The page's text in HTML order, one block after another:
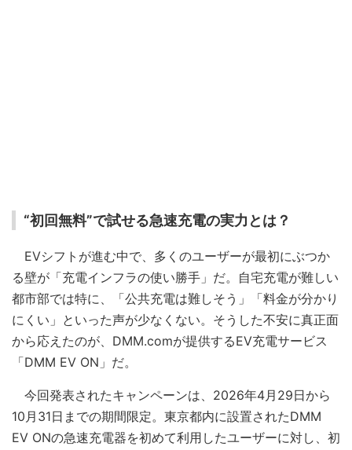
“初回無料”で試せる急速充電の実力とは？
EVシフトが進む中で、多くのユーザーが最初にぶつか
る壁が「充電インフラの使い勝手」だ。自宅充電が難しい
都市部では特に、「公共充電は難しそう」「料金が分かり
にくい」といった声が少なくない。そうした不安に真正面
から応えたのが、DMM.comが提供するEV充電サービス
「DMM EV ON」だ。
今回発表されたキャンペーンは、2026年4月29日から
10月31日までの期間限定。東京都内に設置されたDMM
EV ONの急速充電器を初めて利用したユーザーに対し、初